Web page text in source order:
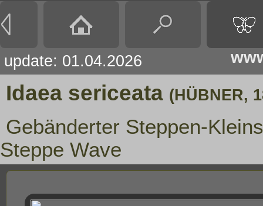
update: 01.04.2026
Idaea sericeata (HÜBNER,
Gebänderter Steppen-
Steppe Wave